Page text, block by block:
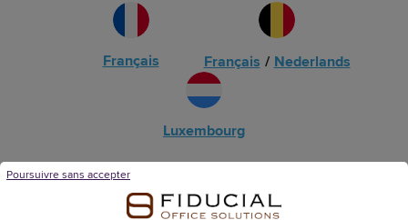
Français Français / Nederlands
Luxembourg
Poursuivre sans accepter